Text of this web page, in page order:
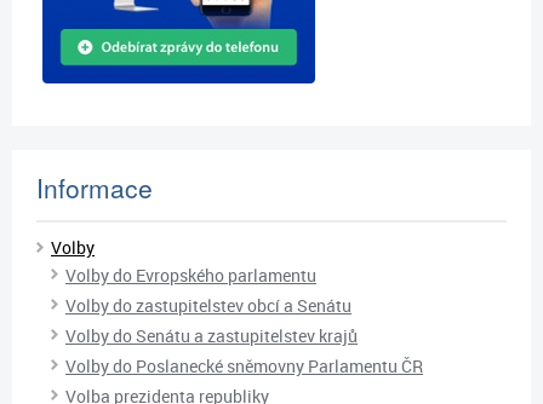
Informace
Volby
Volby do Evropského parlamentu
Volby do zastupitelstev obcí a Senátu
Volby do Senátu a zastupitelstev krajů
Volby do Poslanecké sněmovny Parlamentu ČR
Volba prezidenta republiky